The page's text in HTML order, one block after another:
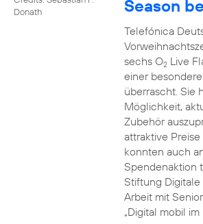
Donath
Season
Telefónica
sechs O2Live
einer
überrascht. Sie
Möglichkeit,
Zubehör
attraktive
konnten auch
Spendenaktion
Stiftung
Arbeit mit
„Digital mobil